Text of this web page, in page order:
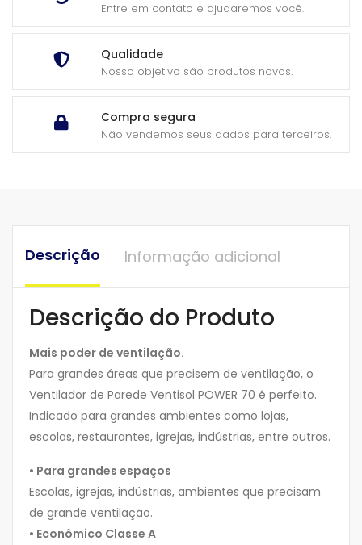
Entre em contato e ajudaremos você.
Qualidade
Nosso objetivo são produtos novos.
Compra segura
Não vendemos seus dados para terceiros.
Descrição Informação adicional
Descrição do Produto
Mais poder de ventilação.
Para grandes áreas que precisem de ventilação, o
Ventilador de Parede Ventisol POWER 70 é perfeito.
Indicado para grandes ambientes como lojas,
escolas, restaurantes, igrejas, indústrias, entre outros.
• Para grandes espaços
Escolas, igrejas, indústrias, ambientes que precisam
de grande ventilação.
• Econômico Classe A